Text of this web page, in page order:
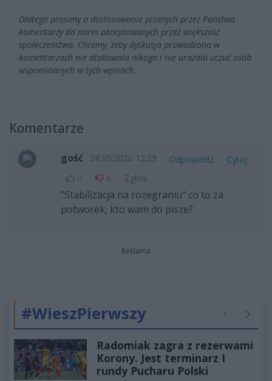
Dlatego prosimy o dostosowanie pisanych przez Państwa
komentarzy do norm akceptowanych przez większość
społeczeństwa. Chcemy, żeby dyskusja prowadzona w
komentarzach nie atakowała nikogo i nie urażała uczuć osób
wspominanych w tych wpisach.
Komentarze
gość 08.05.2026 12:29 Odpowiedz
Cytuj
0
0 Zgłoś
"Stabilizacja na rozegraniu" co to za
potworek, kto wam do pisze?
Reklama
#WieszPierwszy Poprzednie
Radomiak zagra z rezerwami
Korony. Jest terminarz I
rundy Pucharu Polski